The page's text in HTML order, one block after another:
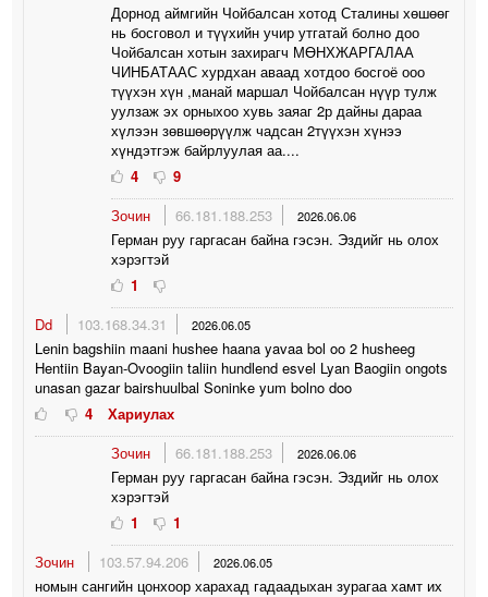
Дорнод аймгийн Чойбалсан хотод Сталины хөшөөг
нь босговол и түүхийн учир утгатай болно доо
Чойбалсан хотын захирагч МӨНХЖАРГАЛАА
ЧИНБАТААС хурдхан аваад хотдоо босгоё ооо
түүхэн хүн ,манай маршал Чойбалсан нүүр тулж
уулзаж эх орныхоо хувь заяаг 2р дайны дараа
хүлээн зөвшөөрүүлж чадсан 2түүхэн хүнээ
хүндэтгэж байрлуулая аа....
4
9
Зочин
66.181.188.253 2026.06.06
Герман руу гаргасан байна гэсэн. Эздийг нь олох
хэрэгтэй
1
Dd
103.168.34.31 2026.06.05
Lenin bagshiin maani hushee haana yavaa bol oo 2 husheeg
Hentiin Bayan-Ovoogiin taliin hundlend esvel Lyan Baogiin ongots
unasan gazar bairshuulbal Soninke yum bolno doo
4
Хариулах
Зочин
66.181.188.253 2026.06.06
Герман руу гаргасан байна гэсэн. Эздийг нь олох
хэрэгтэй
1
1
Зочин
103.57.94.206 2026.06.05
номын сангийн цонхоор харахад гадаадыхан зурагаа хамт их